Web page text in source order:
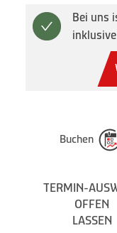
Bei uns
inklusive
Buchen
TERMIN-
OFFEN
LASSEN